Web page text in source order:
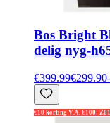
Bos Bright
delig nyg-
€399.99€299.90-
€10 korting V.A. €100: